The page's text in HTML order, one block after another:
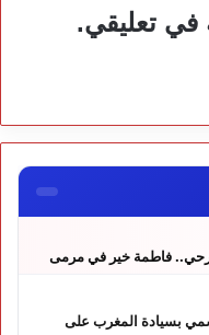
في تعليقي.
فاطمة خير في مرمى
بسيادة المغرب على